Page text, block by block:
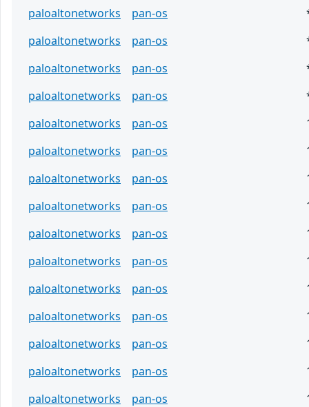
paloaltonetworks
pan-os
paloaltonetworks
pan-os
paloaltonetworks
pan-os
paloaltonetworks
pan-os
paloaltonetworks
pan-os
paloaltonetworks
pan-os
paloaltonetworks
pan-os
paloaltonetworks
pan-os
paloaltonetworks
pan-os
paloaltonetworks
pan-os
paloaltonetworks
pan-os
paloaltonetworks
pan-os
paloaltonetworks
pan-os
paloaltonetworks
pan-os
paloaltonetworks
pan-os